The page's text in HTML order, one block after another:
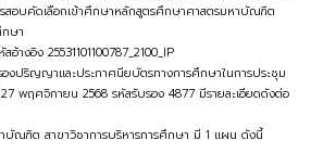
สอบคัดเลือกเข้าศึกษาหลักสูตรศึกษาศาสตรมหาบัณฑิต
กษา
างอิง 25531101100787_2100_IP
งปริญญาและประกาศนียบัตรทางการศึกษาในการประชุม
พฤศจิกายน 2568 รหัสรับรอง 4877 มีรายละเอียดดังต่อ
บัณฑิต สาขาวิชาการบริหารการศึกษา มี 1 แผน ดังนี้